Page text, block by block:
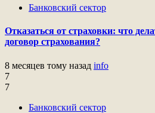
Банковский сектор
Отказаться от страховки: что
договор страхования?
8 месяцев тому назад info
7
7
Банковский сектор